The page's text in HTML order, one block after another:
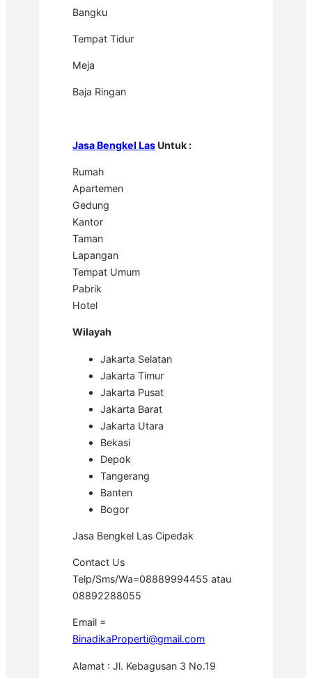
Bangku
Tempat Tidur
Meja
Baja Ringan
Jasa Bengkel Las Untuk :
Rumah
Apartemen
Gedung
Kantor
Taman
Lapangan
Tempat Umum
Pabrik
Hotel
Wilayah
Jakarta Selatan
Jakarta Timur
Jakarta Pusat
Jakarta Barat
Jakarta Utara
Bekasi
Depok
Tangerang
Banten
Bogor
Jasa Bengkel Las Cipedak
Contact Us
Telp/Sms/Wa=08889994455 atau
08892288055
Email =
BinadikaProperti@gmail.com
Alamat : Jl. Kebagusan 3 No.19